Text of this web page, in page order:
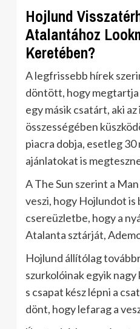
Hojlund
Atalantához
Keretében?
A legfrissebb hírek
döntött, hogy megtartja
egy másik csatárt, aki
összességében
piacra dobja, esetleg
ajánlatokat is
A The Sun szerint a
veszi, hogy Hojlundot is
csereüzletbe, hogy a
Atalanta sztárját,
Hojlund állítólag
szurkolóinak egyik nagy
s csapat kész lépni a
dönt, hogy lefarag a